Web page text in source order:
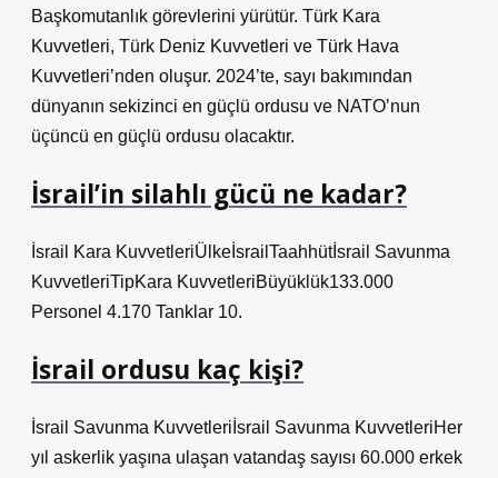
Başkomutanlık görevlerini yürütür. Türk Kara
Kuvvetleri, Türk Deniz Kuvvetleri ve Türk Hava
Kuvvetleri’nden oluşur. 2024’te, sayı bakımından
dünyanın sekizinci en güçlü ordusu ve NATO’nun
üçüncü en güçlü ordusu olacaktır.
İsrail’in silahlı gücü ne kadar?
İsrail Kara KuvvetleriÜlkeİsrailTaahhütİsrail Savunma
KuvvetleriTipKara KuvvetleriBüyüklük133.000
Personel 4.170 Tanklar 10.
İsrail ordusu kaç kişi?
İsrail Savunma Kuvvetleriİsrail Savunma Kuvvetleri‎‎Her
yıl askerlik yaşına ulaşan vatandaş sayısı 60.000 erkek